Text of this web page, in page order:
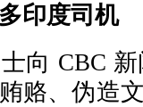
印度司机
向 CBC
赂、伪造